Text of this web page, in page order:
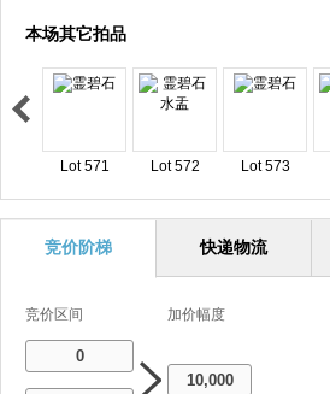
本场其它拍品
Lot 571 Lot 572 Lot 573
竞价阶梯 快递物流
竞价区间 加价幅度
0
10,000